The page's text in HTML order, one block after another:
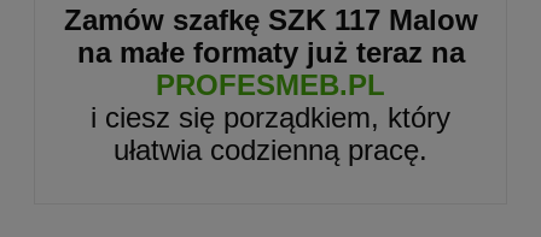
Zamów szafkę SZK 117 Malow
na małe formaty już teraz na
PROFESMEB.PL
i ciesz się porządkiem, który
ułatwia codzienną pracę.